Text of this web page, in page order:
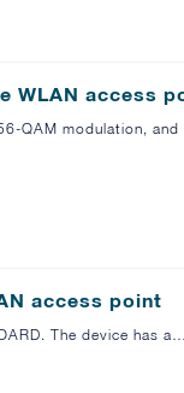
WLAN access
QAM modulation,
access point
The device has a…